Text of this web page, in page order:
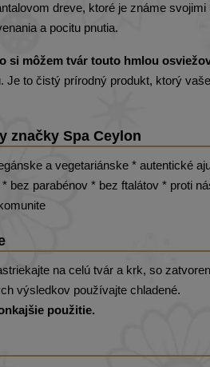
dreve, ktoré je známe
a pocitu pnutia.
si môžem tvár touto hmlou
Je to čistý prírodný produkt, ktorý
značky Spa Ceylon
a vegetariánske * autentické
bez parabénov * bez ftalátov * proti
na celú tvár a krk, so
výsledkov používajte chladené.
použitie.